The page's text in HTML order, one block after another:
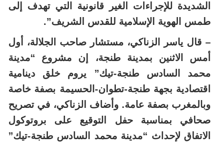
الشديدة للإجراءات الغير قانونية التي تهدف إلى
طمس الهوية الإسلامية للقدس الشريف”.
– قال ياسر الزناكي، مستشار صاحب الجلالة، أول
أمس الاثنين بمدينة طنجة، إن مشروع “مدينة
محمد السادس طنجة-تيك” يروم خلق دينامية
اقتصادية بجهة طنجة-تطوان-الحسيمة بصفة خاصة
وبالمغرب بصفة عامة. وأضاف الزناكي، في تصريح
صحافي بمناسبة حفل التوقيع على بروتوكول
الاتفاق لإحداث “مدينة محمد السادس طنجة-تيك”